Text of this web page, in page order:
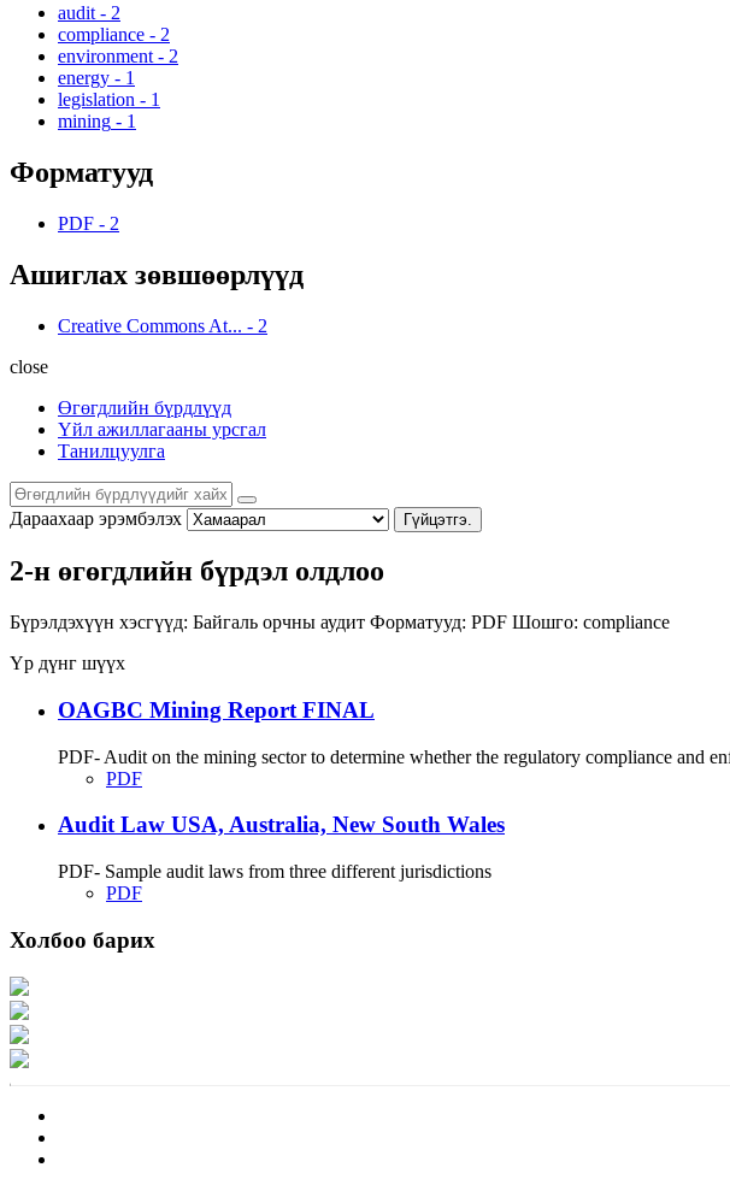
audit - 2
compliance - 2
environment - 2
energy - 1
legislation - 1
mining - 1
Форматууд
PDF - 2
Ашиглах зөвшөөрлүүд
Creative Commons At... - 2
close
Өгөгдлийн бүрдлүүд
Үйл ажиллагааны урсгал
Танилцуулга
Дараахаар эрэмбэлэх Гүйцэтгэ.
2-н өгөгдлийн бүрдэл олдлоо
Бүрэлдэхүүн хэсгүүд: Байгаль орчны аудит Форматууд: PDF Шошго: compliance
Үр дүнг шүүх
OAGBC Mining Report FINAL
PDF- Audit on the mining sector to determine whether the regulatory compliance
PDF
Audit Law USA, Australia, New South Wales
PDF- Sample audit laws from three different jurisdictions
PDF
Холбоо барих